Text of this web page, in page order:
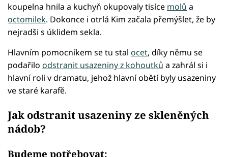
koupelna hnila a kuchyň okupovaly tisíce molů a
octomilek. Dokonce i otrlá Kim začala přemýšlet, že by
nejradši s úklidem sekla.
Hlavním pomocníkem se tu stal ocet, díky němu se
podařilo odstranit usazeniny z kohoutků a zahrál si i
hlavní roli v dramatu, jehož hlavní obětí byly usazeniny
ve staré karafě.
Jak odstranit usazeniny ze skleněných
nádob?
Budeme potřebovat: